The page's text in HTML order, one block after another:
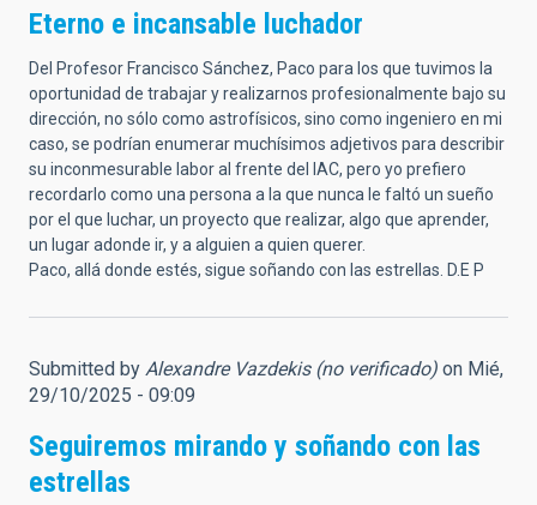
Eterno e incansable luchador
Del Profesor Francisco Sánchez, Paco para los que tuvimos la
oportunidad de trabajar y realizarnos profesionalmente bajo su
dirección, no sólo como astrofísicos, sino como ingeniero en mi
caso, se podrían enumerar muchísimos adjetivos para describir
su inconmesurable labor al frente del IAC, pero yo prefiero
recordarlo como una persona a la que nunca le faltó un sueño
por el que luchar, un proyecto que realizar, algo que aprender,
un lugar adonde ir, y a alguien a quien querer.
Paco, allá donde estés, sigue soñando con las estrellas. D.E P
Submitted by Alexandre Vazdekis (no verificado) on Mié,
29/10/2025 - 09:09
Seguiremos mirando y soñando con las
estrellas